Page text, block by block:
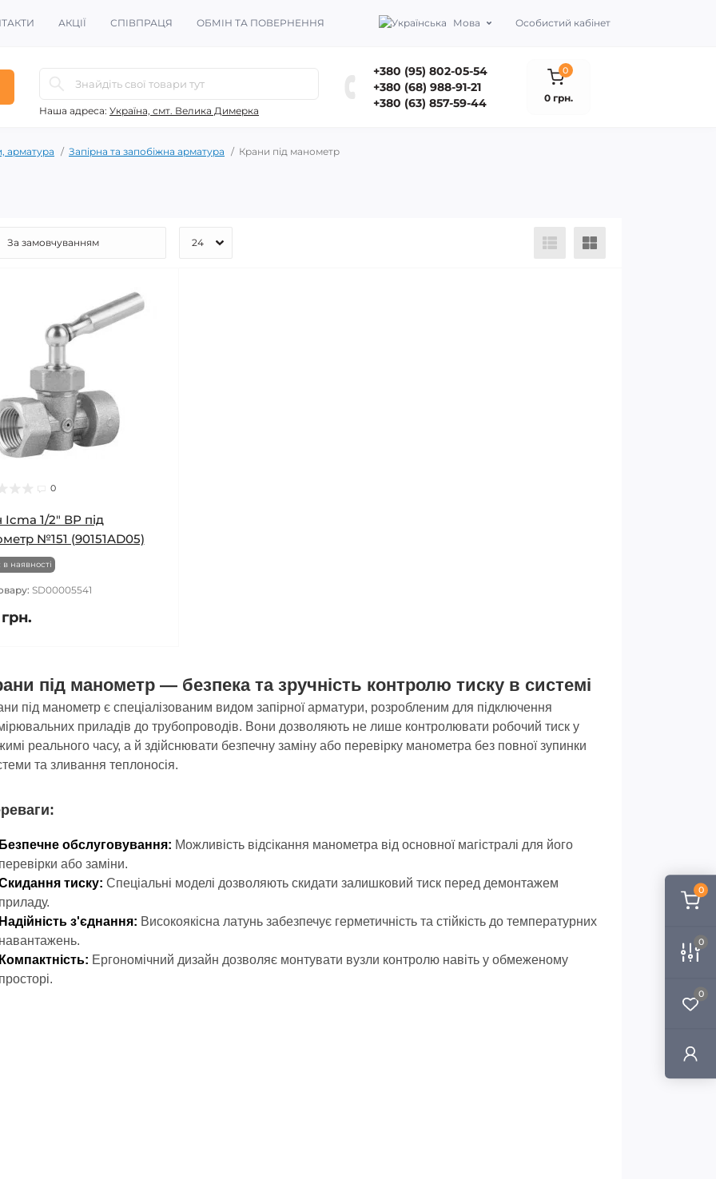
0
0
0
АКЦІЇ СПІВПРАЦЯ ОБМІН ТА ПОВЕРНЕННЯ Мова Особистий кабінет
Наша адреса: Україна, смт. Велика Димерка
+380 (95) 802-05-54
+380 (68) 988-91-21
+380 (63) 857-59-44
0
0 грн.
арматура Запірна та запобіжна арматура Крани під манометр
0
Icma 1/2" ВР під
№151 (90151AD05)
наявності
SD00005541
під манометр — безпека та зручність контролю тиску в системі
під манометр є спеціалізованим видом запірної арматури, розробленим для підключення
приладів до трубопроводів. Вони дозволяють не лише контролювати робочий тиск у
реального часу, а й здійснювати безпечну заміну або перевірку манометра без повної зупинки
та зливання теплоносія.
Безпечне обслуговування: Можливість відсікання манометра від основної магістралі для його
перевірки або заміни.
тиску: Спеціальні моделі дозволяють скидати залишковий тиск перед демонтажем
приладу.
Надійність з'єднання: Високоякісна латунь забезпечує герметичність та стійкість до температурних
навантажень.
Компактність: Ергономічний дизайн дозволяє монтувати вузли контролю навіть у обмеженому
просторі.